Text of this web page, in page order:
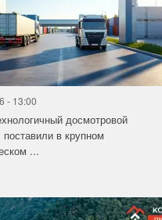
- 13:00
досмотровой
в крупном
...